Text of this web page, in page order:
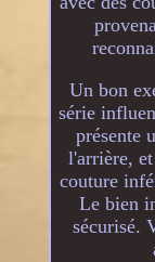
Un bon
série
présente
l'arrière,
couture
Le bien
sécurisé.